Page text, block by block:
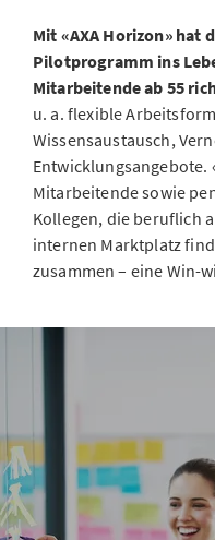
Mit «AXA Horizon» hat
Pilotprogramm ins
Mitarbeitende ab 55
u. a. flexible
Wissensaustausch,
Entwicklungsangebote.
Mitarbeitende sowie
Kollegen, die beruflich
internen Marktplatz
zusammen – eine Win-